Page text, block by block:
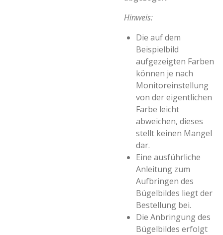
Hinweis:
Die auf dem
Beispielbild
aufgezeigten Farben
können je nach
Monitoreinstellung
von der eigentlichen
Farbe leicht
abweichen, dieses
stellt keinen Mangel
dar.
Eine ausführliche
Anleitung zum
Aufbringen des
Bügelbildes liegt der
Bestellung bei.
Die Anbringung des
Bügelbildes erfolgt